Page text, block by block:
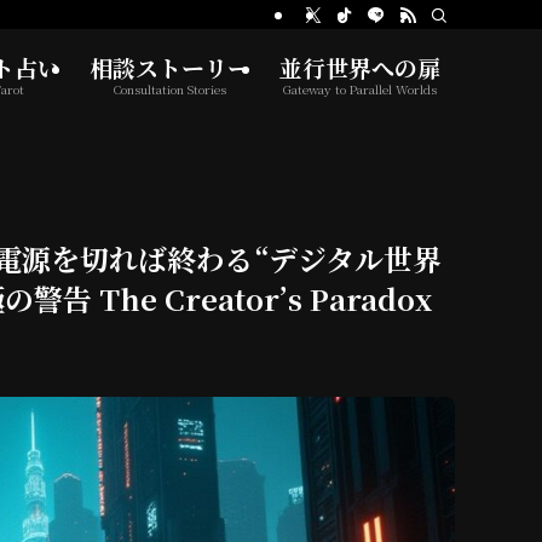
占い 相談ストーリー
Consultation Stories
並行世界への扉
Gateway to Parallel Worlds
源を切れば終わる“デジタル世界
の警告 The Creator’s Paradox